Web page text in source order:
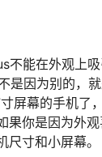
不能在外观上
是因为别的，
屏幕的手机了
果你是因为外
寸和小屏幕。